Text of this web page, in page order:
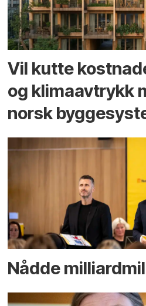
Vil kutte
og klima­avtrykk
norsk
Nådde